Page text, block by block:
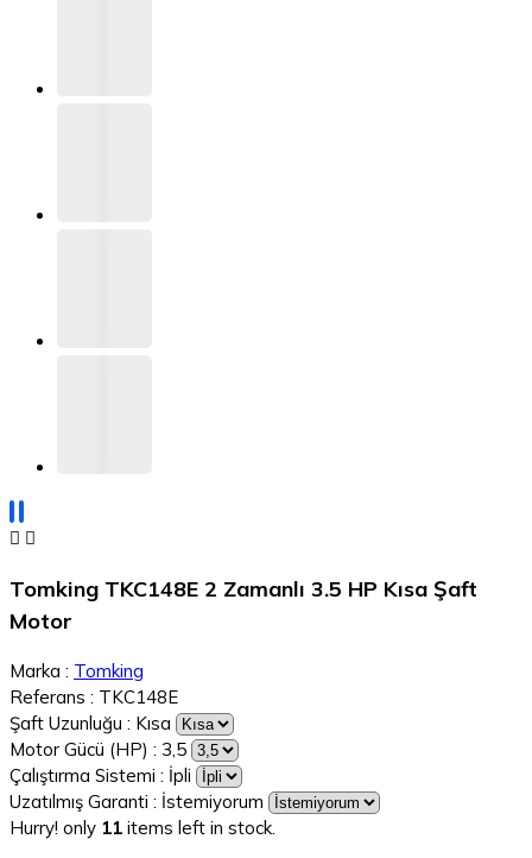
 
Tomking TKC148E 2 Zamanlı 3.5 HP Kısa Şaft
Motor
Marka : Tomking
Referans : TKC148E
Şaft Uzunluğu : Kısa
Motor Gücü (HP) : 3,5
Çalıştırma Sistemi : İpli
Uzatılmış Garanti : İstemiyorum
Hurry! only 11 items left in stock.